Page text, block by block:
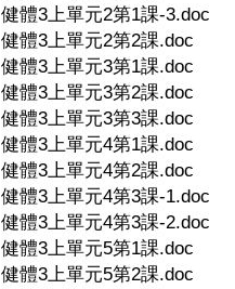
健體3上單元2第1課-3.doc
健體3上單元2第2課.doc
健體3上單元3第1課.doc
健體3上單元3第2課.doc
健體3上單元3第3課.doc
健體3上單元4第1課.doc
健體3上單元4第2課.doc
健體3上單元4第3課-1.doc
健體3上單元4第3課-2.doc
健體3上單元5第1課.doc
健體3上單元5第2課.doc